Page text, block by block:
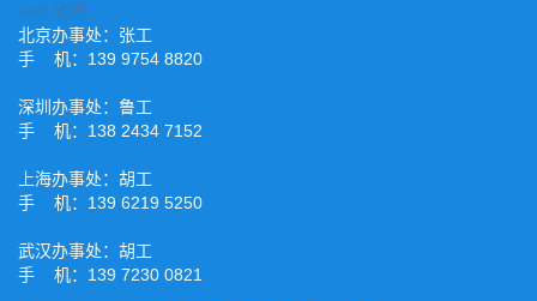
XML地图
北京办事处：张工
手 机：139 9754 8820
深圳办事处：鲁工
手 机：138 2434 7152
上海办事处：胡工
手 机：139 6219 5250
武汉办事处：胡工
手 机：139 7230 0821